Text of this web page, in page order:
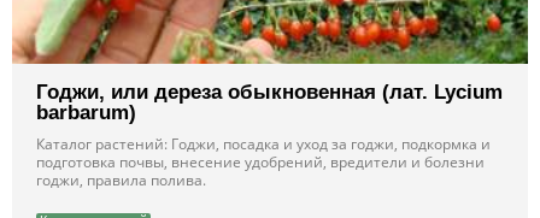
Годжи, или дереза обыкновенная (лат. Lycium
barbarum)
Каталог растений: Годжи, посадка и уход за годжи, подкормка и
подготовка почвы, внесение удобрений, вредители и болезни
годжи, правила полива.